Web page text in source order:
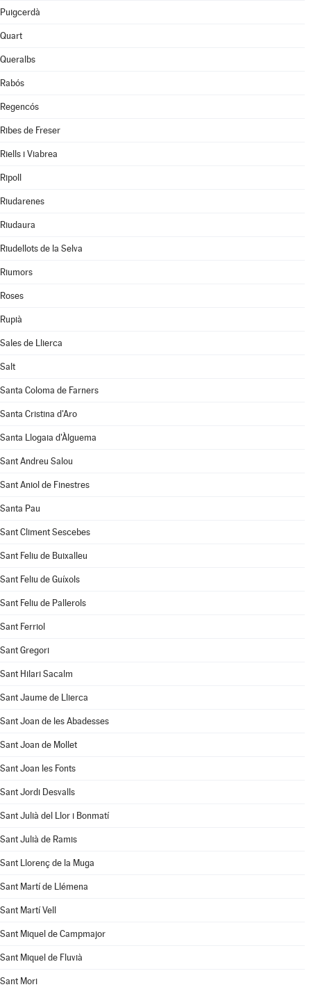
Puigcerdà
Quart
Queralbs
Rabós
Regencós
Ribes de Freser
Riells i Viabrea
Ripoll
Riudarenes
Riudaura
Riudellots de la Selva
Riumors
Roses
Rupià
Sales de Llierca
Salt
Santa Coloma de Farners
Santa Cristina d'Aro
Santa Llogaia d'Àlguema
Sant Andreu Salou
Sant Aniol de Finestres
Santa Pau
Sant Climent Sescebes
Sant Feliu de Buixalleu
Sant Feliu de Guíxols
Sant Feliu de Pallerols
Sant Ferriol
Sant Gregori
Sant Hilari Sacalm
Sant Jaume de Llierca
Sant Joan de les Abadesses
Sant Joan de Mollet
Sant Joan les Fonts
Sant Jordi Desvalls
Sant Julià del Llor i Bonmatí
Sant Julià de Ramis
Sant Llorenç de la Muga
Sant Martí de Llémena
Sant Martí Vell
Sant Miquel de Campmajor
Sant Miquel de Fluvià
Sant Mori